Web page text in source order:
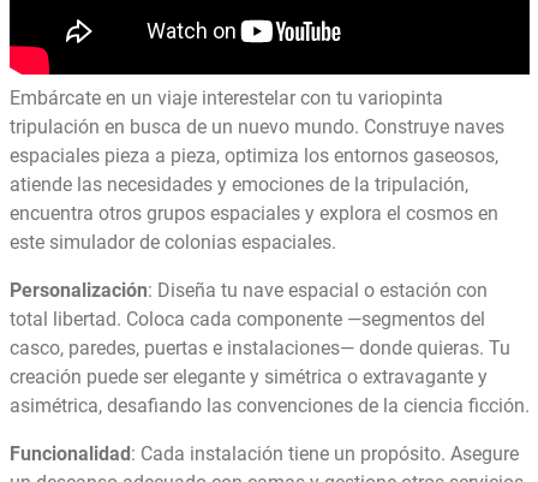
Embárcate en un viaje interestelar con tu variopinta
tripulación en busca de un nuevo mundo. Construye naves
espaciales pieza a pieza, optimiza los entornos gaseosos,
atiende las necesidades y emociones de la tripulación,
encuentra otros grupos espaciales y explora el cosmos en
este simulador de colonias espaciales.
Personalización: Diseña tu nave espacial o estación con
total libertad. Coloca cada componente —segmentos del
casco, paredes, puertas e instalaciones— donde quieras. Tu
creación puede ser elegante y simétrica o extravagante y
asimétrica, desafiando las convenciones de la ciencia ficción.
Funcionalidad: Cada instalación tiene un propósito. Asegure